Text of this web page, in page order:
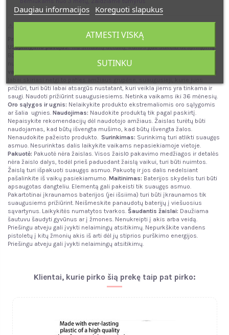
Rekomenduojama reguliariai tikrinti žaislo būklę.
Užspringimo pavojus:Yra smulkių detalių, kurios gali sukelti užspringimą.
nukąstos, nulaužtos, nes vaikas gali užspringti arba įkvėpti!
prižiūri, turi būti labai atsargūs nustatant, kuri veikla jiems yra tinkama ir
saugi. Naudoti prižiūrint suaugusiesiems. Netinka vaikams iki 36 mėnesių.
Oro sąlygos ir ugnis: Nelaikykite produkto ekstremaliomis oro sąlygomis
ar šalia ugnies. Naudojimas: Naudokite produktą tik pagal paskirtį.
Nepaisykite rekomendacijų dėl naudotojo amžiaus. Žaislas turėtų būti
naudojamas, kad būtų išvengta mušimo, kad būtų išvengta žalos.
Nenaudokite pažeisto produkto. Surinkimas: Surinkimą turi atlikti suaugęs
asmuo. Nesurinktas dalis laikykite vaikams nepasiekiamoje vietoje.
Pakuotė: Pakuotė nėra žaislas. Visos žaislо pakavimo medžiagos ir detalės
nėra žaislo dalys, todėl prieš paduodant žaislą vaikui, turi būti nuimtos.
Žaislą turi išpakuoti suaugęs asmuo. Pakuotę ir jos dalis nedelsiant
pašalinkite iš vaikų pasiekiamumo. Maitinimas: Baterijos skydelis turi būti
apsaugotas dangteliu. Elementą gali pakeisti tik suaugęs asmuo.
Pakartotinai įkraunamos baterijos (jei išsiima) turi būti įkraunamos tik
suaugusiems prižiūrint. Neišmeskite panaudotų baterijų į viešuosius
sąvartynus. Laikykitės numatytos tvarkos. Šaudantis žaislai: Daužiama
šautuvu šaudyti gyvūnus ar į žmones. Nenukreipti į akis arba veidą.
Priešingu atveju gali įvykti nelaimingų atsitikimų. Nepurkškite vandens
pistoletų į kitų žmonių akis iš arti dėl jų stiprios purškimo energijos.
Priešingu atveju gali įvykti nelaimingų atsitikimų.
Klientai, kurie pirko šią prekę taip pat pirko:
Daugiau informacijos Koreguoti slapukus
ATMESTI VISKĄ
SUTINKU